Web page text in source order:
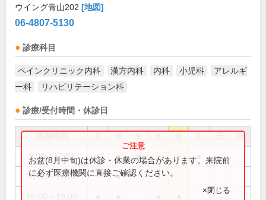
ウイング青山202 [地図]
06-4807-5130
診療科目
ペインクリニック内科 漢方内科 内科 小児科
アレルギ
ー科
リハビリテーション科
診療/受付時間・休診日
祝
9:00～12:30 ● ● ● ● ●
15:30～16:00 ● ●
お盆(8月中旬)は休診・休業の場合があります。来院前
に必ず医療機関に直接ご確認ください。
×閉じる